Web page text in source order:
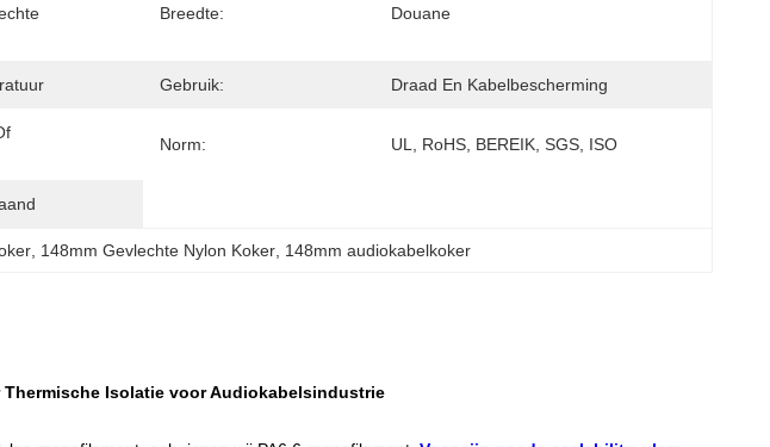
Breedte: Douane
Gebruik: Draad En Kabelbescherming
Norm: UL, RoHS, BEREIK, SGS, ISO
148mm Gevlechte Nylon Koker 148mm audiokabelkoker
Isolatie voor Audiokabelsindustrie